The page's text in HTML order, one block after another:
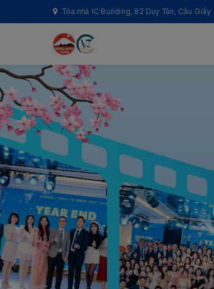
Tòa nhà IC Building, 82 Duy Tân, Cầu Giấy